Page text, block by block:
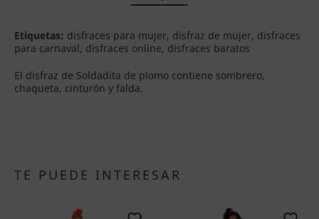
Etiquetas: disfraces para mujer, disfraz de mujer, disfraces
para carnaval, disfraces online, disfraces baratos
El disfraz de Soldadita de plomo contiene sombrero,
chaqueta, cinturón y falda.
TE PUEDE INTERESAR